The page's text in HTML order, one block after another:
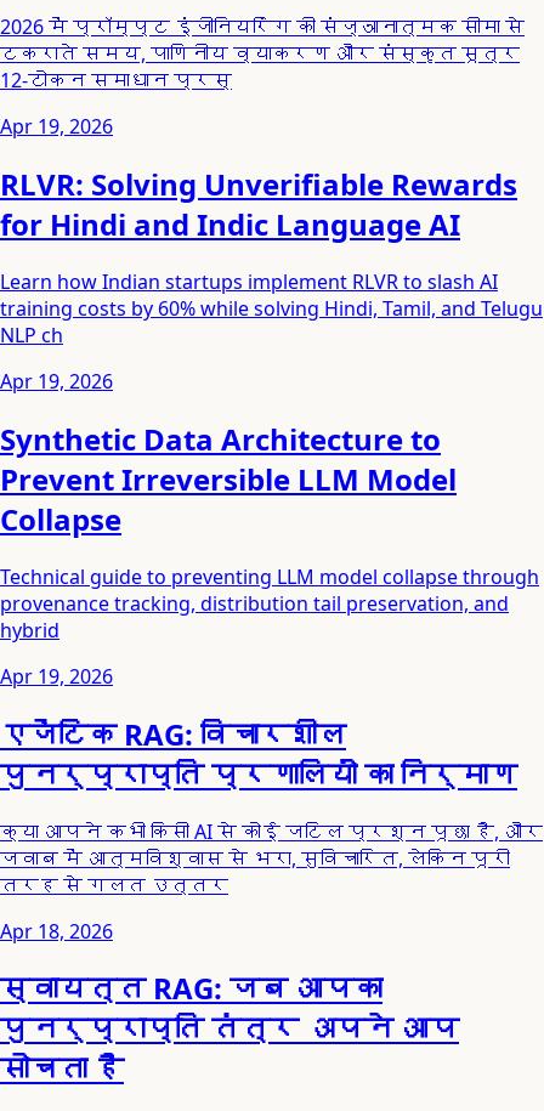
2026 में प्रॉम्प्ट इंजीनियरिंग की संज्ञानात्मक सीमा से
टकराते समय, पाणिनीय व्याकरण और संस्कृत सूत्र
12-टोकन समाधान प्रस्
Apr 19, 2026
RLVR: Solving Unverifiable Rewards
for Hindi and Indic Language AI
Learn how Indian startups implement RLVR to slash AI
training costs by 60% while solving Hindi, Tamil, and Telugu
NLP ch
Apr 19, 2026
Synthetic Data Architecture to
Prevent Irreversible LLM Model
Collapse
Technical guide to preventing LLM model collapse through
provenance tracking, distribution tail preservation, and
hybrid
Apr 19, 2026
एजेंटिक RAG: विचारशील
पुनर्प्राप्ति प्रणालियों का निर्माण
क्या आपने कभी किसी AI से कोई जटिल प्रश्न पूछा है, और
जवाब में आत्मविश्वास से भरा, सुविचारित, लेकिन पूरी
तरह से गलत उत्तर
Apr 18, 2026
स्वायत्त RAG: जब आपका
पुनर्प्राप्ति तंत्र अपने आप
सोचता है